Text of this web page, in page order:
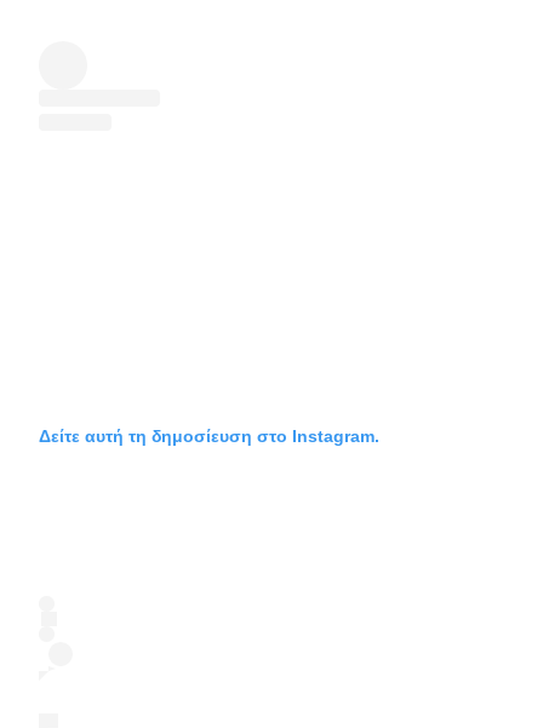
Δείτε αυτή τη δημοσίευση στο Instagram.